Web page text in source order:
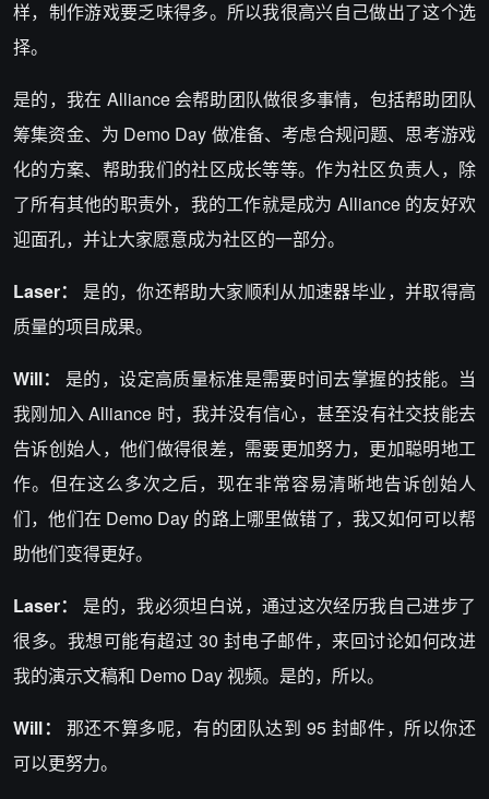
样，制作游戏要乏味得多。所以我很高兴自己做出了这个选
择。
是的，我在 Alliance 会帮助团队做很多事情，包括帮助团队
筹集资金、为 Demo Day 做准备、考虑合规问题、思考游戏
化的方案、帮助我们的社区成长等等。作为社区负责人，除
了所有其他的职责外，我的工作就是成为 Alliance 的友好欢
迎面孔，并让大家愿意成为社区的一部分。
Laser：
是的，你还帮助大家顺利从加速器毕业，并取得高
质量的项目成果。
Will： 是的，设定高质量标准是需要时间去掌握的技能。当
我刚加入 Alliance 时，我并没有信心，甚至没有社交技能去
告诉创始人，他们做得很差，需要更加努力，更加聪明地工
作。但在这么多次之后，现在非常容易清晰地告诉创始人
们，他们在 Demo Day 的路上哪里做错了，我又如何可以帮
助他们变得更好。
Laser： 是的，我必须坦白说，通过这次经历我自己进步了
很多。我想可能有超过 30 封电子邮件，来回讨论如何改进
我的演示文稿和 Demo Day 视频。是的，所以。
Will： 那还不算多呢，有的团队达到 95 封邮件，所以你还
可以更努力。